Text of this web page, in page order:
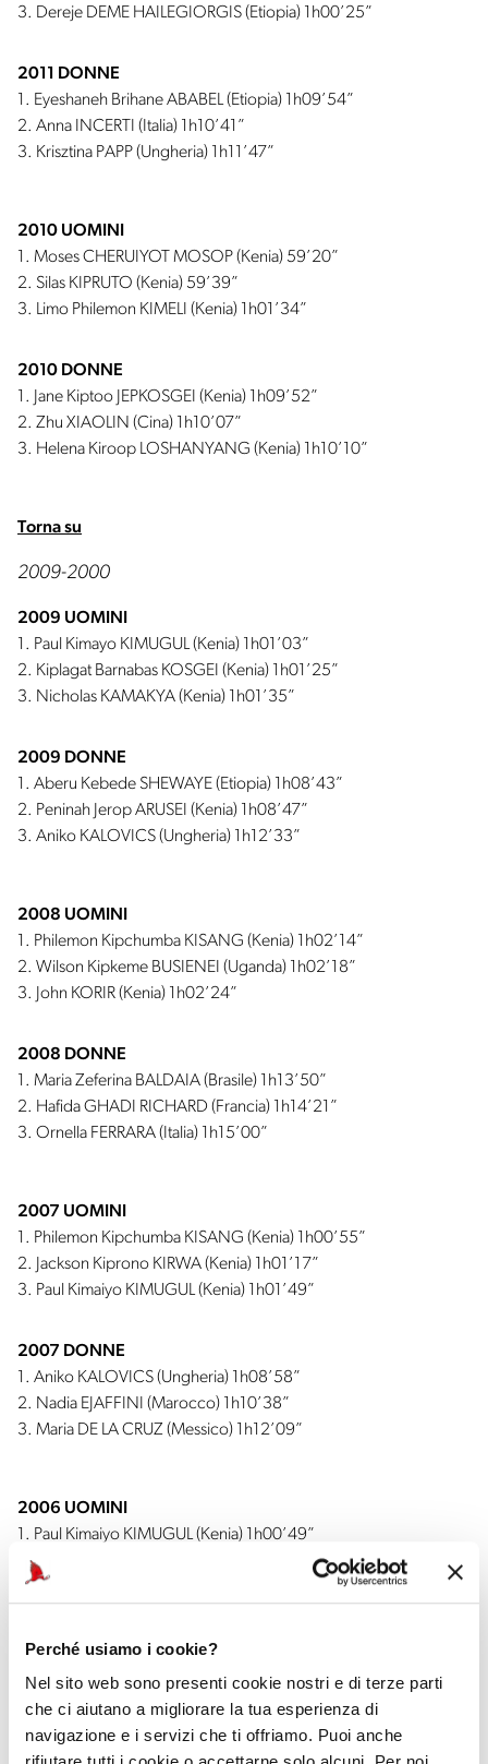
Perché usiamo i cookie?
Nel sito web sono presenti cookie nostri e di terze parti
che ci aiutano a migliorare la tua esperienza di
navigazione e i servizi che ti offriamo. Puoi anche
3. Dereje DEME HAILEGIORGIS (Etiopia) 1h00’25”
2011 DONNE
1. Eyeshaneh Brihane ABABEL (Etiopia) 1h09’54”
2. Anna INCERTI (Italia) 1h10’41”
3. Krisztina PAPP (Ungheria) 1h11’47”
2010 UOMINI
1. Moses CHERUIYOT MOSOP (Kenia) 59’20”
2. Silas KIPRUTO (Kenia) 59’39”
3. Limo Philemon KIMELI (Kenia) 1h01’34”
2010 DONNE
1. Jane Kiptoo JEPKOSGEI (Kenia) 1h09’52”
2. Zhu XIAOLIN (Cina) 1h10’07”
3. Helena Kiroop LOSHANYANG (Kenia) 1h10’10”
Torna su
2009-2000
2009 UOMINI
1. Paul Kimayo KIMUGUL (Kenia) 1h01’03”
2. Kiplagat Barnabas KOSGEI (Kenia) 1h01’25”
3. Nicholas KAMAKYA (Kenia) 1h01’35”
2009 DONNE
1. Aberu Kebede SHEWAYE (Etiopia) 1h08’43”
2. Peninah Jerop ARUSEI (Kenia) 1h08’47”
3. Aniko KALOVICS (Ungheria) 1h12’33”
2008 UOMINI
1. Philemon Kipchumba KISANG (Kenia) 1h02’14”
2. Wilson Kipkeme BUSIENEI (Uganda) 1h02’18”
3. John KORIR (Kenia) 1h02’24”
2008 DONNE
1. Maria Zeferina BALDAIA (Brasile) 1h13’50”
2. Hafida GHADI RICHARD (Francia) 1h14’21”
3. Ornella FERRARA (Italia) 1h15’00”
2007 UOMINI
1. Philemon Kipchumba KISANG (Kenia) 1h00’55”
2. Jackson Kiprono KIRWA (Kenia) 1h01’17”
3. Paul Kimaiyo KIMUGUL (Kenia) 1h01’49”
2007 DONNE
1. Aniko KALOVICS (Ungheria) 1h08’58”
2. Nadia EJAFFINI (Marocco) 1h10’38”
3. Maria DE LA CRUZ (Messico) 1h12’09”
2006 UOMINI
1. Paul Kimaiyo KIMUGUL (Kenia) 1h00’49”
2. Martin SULLE (Tanzania) 1h01’10”
3. Stefano BALDINI (Italia) 1h01’14”
2006 DONNE
1. Aniko KALOVICS (Ungheria) 1h10’54”
2. Patrizia TISI (Italia) 1h12’10”
3. Ivana IOZZIA (Italia) 1h13’24”